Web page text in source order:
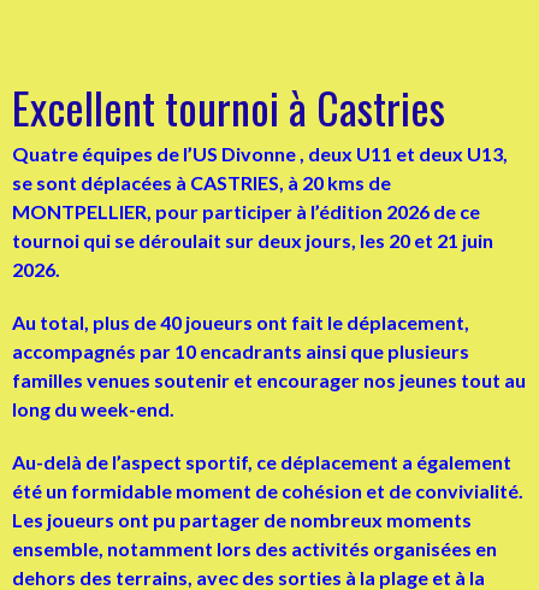
Excellent tournoi à Castries
Quatre équipes de l’US Divonne , deux U11 et deux U13,
se sont déplacées à CASTRIES, à 20 kms de
MONTPELLIER, pour participer à l’édition 2026 de ce
tournoi qui se déroulait sur deux jours, les 20 et 21 juin
2026.
Au total, plus de 40 joueurs ont fait le déplacement,
accompagnés par 10 encadrants ainsi que plusieurs
familles venues soutenir et encourager nos jeunes tout au
long du week-end.
Au-delà de l’aspect sportif, ce déplacement a également
été un formidable moment de cohésion et de convivialité.
Les joueurs ont pu partager de nombreux moments
ensemble, notamment lors des activités organisées en
dehors des terrains, avec des sorties à la plage et à la